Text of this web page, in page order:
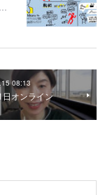
08:13
日オンライン